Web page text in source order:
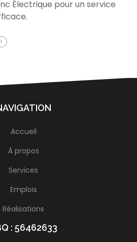
Électrique pour un service
Accueil
À propos
Services
Emplois
Réalisations
: 56462633